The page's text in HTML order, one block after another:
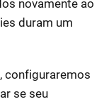
novamente ao
duram um
configuraremos
se seu